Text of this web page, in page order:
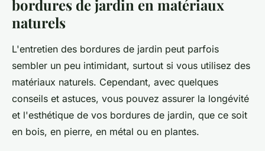
bordures de jardin en matériaux
naturels
L'entretien des bordures de jardin peut parfois
sembler un peu intimidant, surtout si vous utilisez des
matériaux naturels. Cependant, avec quelques
conseils et astuces, vous pouvez assurer la longévité
et l'esthétique de vos bordures de jardin, que ce soit
en bois, en pierre, en métal ou en plantes.